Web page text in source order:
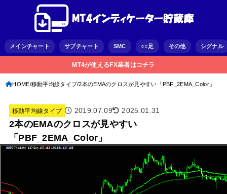
メインチャート サブチャート SMC ○○足 その他 シグナル
MT4が使えるFX業者はコチラ
HOME 移動平均線タイプ 2本のEMAのクロスが見やすい「PBF_2EMA_Color」
移動平均線タイプ 2019.07.09 2025.01.31
2本のEMAのクロスが見やすい
「PBF_2EMA_Color」